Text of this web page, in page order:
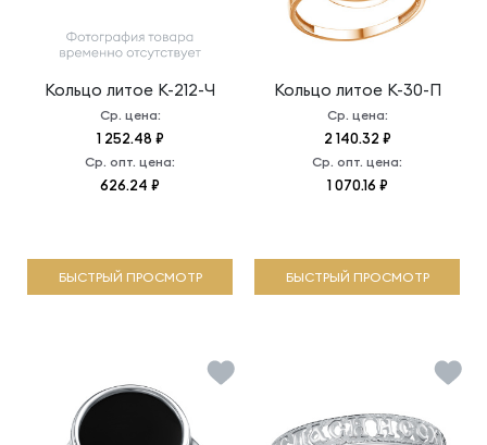
Кольцо литое К-212-Ч
Ср. цена:
1 252.48 ₽
Ср. опт. цена:
626.24 ₽
БЫСТРЫЙ ПРОСМОТР
Кольцо литое К-30-П
Ср. цена:
2 140.32 ₽
Ср. опт. цена:
1 070.16 ₽
БЫСТРЫЙ ПРОСМОТР